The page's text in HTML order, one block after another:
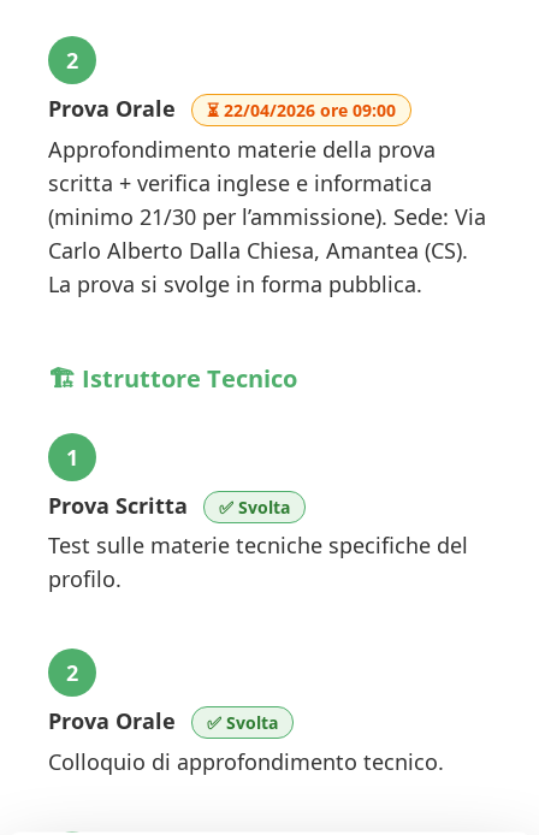
2
Prova Orale
⏳ 22/04/2026 ore 09:00
Approfondimento materie della prova
scritta + verifica inglese e informatica
(minimo 21/30 per l’ammissione). Sede: Via
Carlo Alberto Dalla Chiesa, Amantea (CS).
La prova si svolge in forma pubblica.
🏗️ Istruttore Tecnico
1
Prova Scritta
✅ Svolta
Test sulle materie tecniche specifiche del
profilo.
2
Prova Orale
✅ Svolta
Colloquio di approfondimento tecnico.